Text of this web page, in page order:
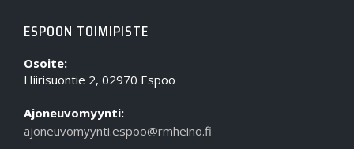
ESPOON TOIMIPISTE
Osoite:
Hiirisuontie 2, 02970 Espoo
Ajoneuvomyynti:
ajoneuvomyynti.espoo@rmheino.fi